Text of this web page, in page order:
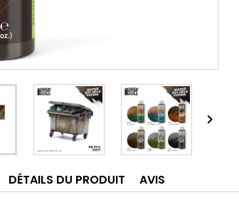

DÉTAILS DU PRODUIT AVIS